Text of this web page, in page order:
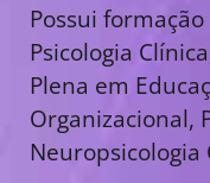
Possui
Psicologia
Plena em
Organizacional,
Neuropsicologia